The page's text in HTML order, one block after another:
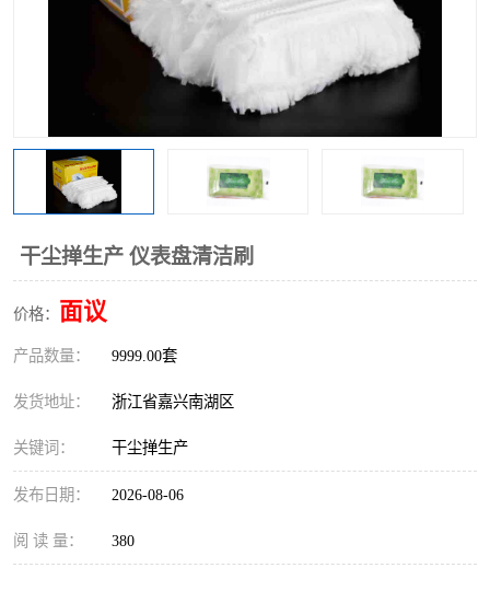
干尘掸生产 仪表盘清洁刷
价格： 面议
产品数量： 9999.00套
发货地址： 浙江省嘉兴南湖区
关键词： 干尘掸生产
发布日期： 2026-08-06
阅 读 量： 380